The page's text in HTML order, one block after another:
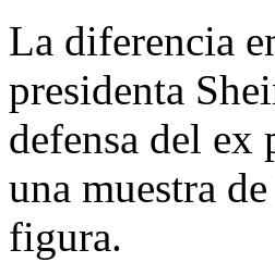
La diferencia
presidenta
defensa del ex
una muestra
figura.